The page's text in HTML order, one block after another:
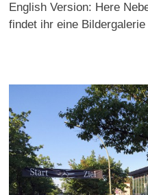
English Version: Here
findet ihr eine